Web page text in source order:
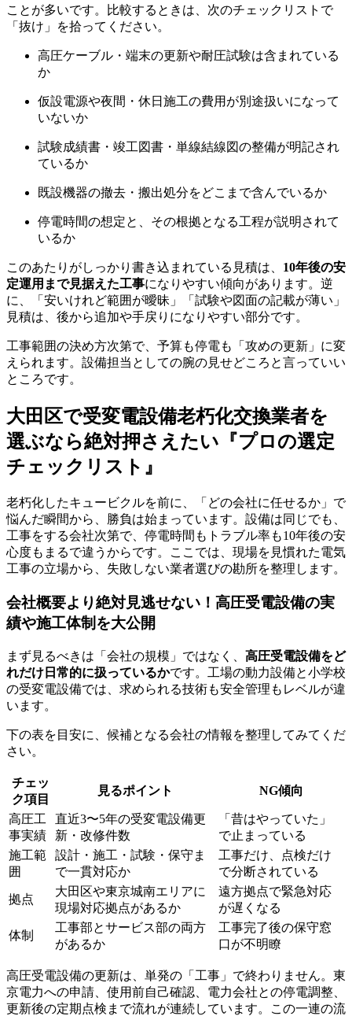
ことが多いです。比較するときは、次のチェックリストで
「抜け」を拾ってください。
高圧ケーブル・端末の更新や耐圧試験は含まれている
か
仮設電源や夜間・休日施工の費用が別途扱いになって
いないか
試験成績書・竣工図書・単線結線図の整備が明記され
ているか
既設機器の撤去・搬出処分をどこまで含んでいるか
停電時間の想定と、その根拠となる工程が説明されて
いるか
このあたりがしっかり書き込まれている見積は、 10年後の安
定運用まで見据えた工事になりやすい傾向があります。逆
に、「安いけれど範囲が曖昧」「試験や図面の記載が薄い」
見積は、後から追加や手戻りになりやすい部分です。
工事範囲の決め方次第で、予算も停電も「攻めの更新」に変
えられます。設備担当としての腕の見せどころと言っていい
ところです。
大田区で受変電設備老朽化交換業者を
選ぶなら絶対押さえたい『プロの選定
チェックリスト』
老朽化したキュービクルを前に、「どの会社に任せるか」で
悩んだ瞬間から、勝負は始まっています。設備は同じでも、
工事をする会社次第で、停電時間もトラブル率も10年後の安
心度もまるで違うからです。ここでは、現場を見慣れた電気
工事の立場から、失敗しない業者選びの勘所を整理します。
会社概要より絶対見逃せない！高圧受電設備の実
績や施工体制を大公開
まず見るべきは「会社の規模」ではなく、 高圧受電設備をど
れだけ日常的に扱っているかです。工場の動力設備と小学校
の受変電設備では、求められる技術も安全管理もレベルが違
います。
下の表を目安に、候補となる会社の情報を整理してみてくだ
さい。
チェッ
ク項目
見るポイント NG傾向
高圧工
事実績
直近3〜5年の受変電設備更
新・改修件数
「昔はやっていた」
で止まっている
施工範
囲
設計・施工・試験・保守ま
で一貫対応か
工事だけ、点検だけ
で分断されている
拠点
大田区や東京城南エリアに
現場対応拠点があるか
遠方拠点で緊急対応
が遅くなる
体制
工事部とサービス部の両方
があるか
工事完了後の保守窓
口が不明瞭
高圧受電設備の更新は、単発の「工事」で終わりません。東
京電力への申請、使用前自己確認、電力会社との停電調整、
更新後の定期点検まで流れが連続しています。この一連の流